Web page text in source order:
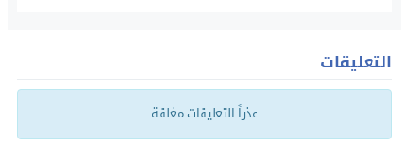
التعليقات
عذراً التعليقات مغلقة